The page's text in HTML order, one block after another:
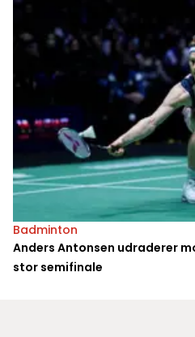
Badminton
Anders Antonsen udraderer
stor semifinale